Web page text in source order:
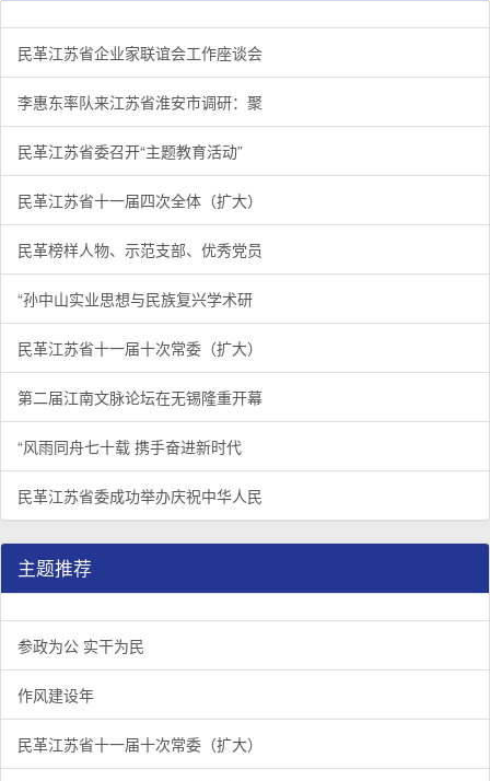
民革江苏省企业家联谊会工作座谈会在宁召开
1/3 李惠东率队来江苏省淮安市调研：聚焦民革党员之家建设管
2/3 民革江苏省委召开“主题教育活动” 领导班子民主生活会
3/3
民革江苏省企业家联谊会工作座谈会
李惠东率队来江苏省淮安市调研：聚
民革江苏省委召开“主题教育活动”
民革江苏省十一届四次全体（扩大）
民革榜样人物、示范支部、优秀党员
“孙中山实业思想与民族复兴学术研
民革江苏省十一届十次常委（扩大）
第二届江南文脉论坛在无锡隆重开幕
“风雨同舟七十载 携手奋进新时代
民革江苏省委成功举办庆祝中华人民
主题推荐
参政为公 实干为民
作风建设年
民革江苏省十一届十次常委（扩大）